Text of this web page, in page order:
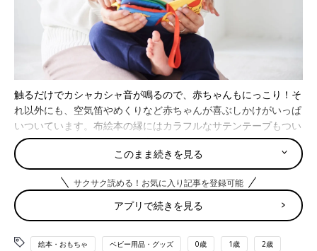
触るだけでカシャカシャ音が鳴るので、赤ちゃんもにっこり！そ
れ以外にも、空気笛やめくりなど赤ちゃんが喜ぶしかけがいっぱ
いついています。布絵本の縁にはカラフルなサテンテープもつい
ているので、見ても触っても楽しい！
もちろん絵本としてもママやパパが赤ちゃんと一緒にやり取りで
きる工夫がいっぱい。たくさんの動物たち、食べ物のイラストに
沿って自由に物語を作ったり、表情のまねっこ遊びをしたり、変
化をつけて繰り返し楽しめる内容です。
ブルーナらしい色づかいとモチーフが可愛い！
このまま続きを見る
サクサク読める！お気に入り記事を登録可能
アプリで続きを見る
絵本・おもちゃ ベビー用品・グッズ 0歳 1歳 2歳